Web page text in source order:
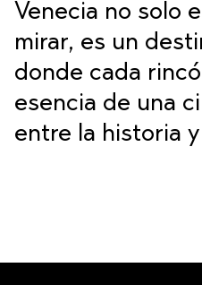
Venecia no solo
mirar, es un
donde cada
esencia de una
entre la historia